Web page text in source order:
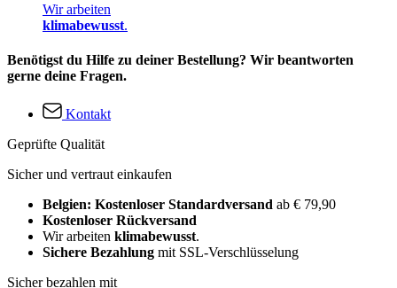
Wir arbeiten
klimabewusst.
Benötigst du Hilfe zu deiner Bestellung? Wir beantworten
gerne deine Fragen.
Kontakt
Geprüfte Qualität
Sicher und vertraut einkaufen
Belgien: Kostenloser Standardversand ab € 79,90
Kostenloser Rückversand
Wir arbeiten klimabewusst.
Sichere Bezahlung mit SSL-Verschlüsselung
Sicher bezahlen mit